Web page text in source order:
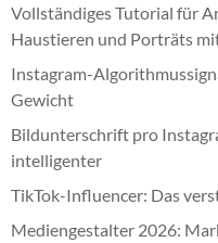
Vollständiges Tutorial für
Haustieren und Porträts
Instagram-
Gewicht
Bildunterschrift pro
intelligenter
TikTok-Influencer: Das
Mediengestalter 2026: